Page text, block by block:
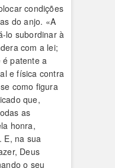
condições
do anjo. «A
lo subordinar à
com a lei;
é patente a
e física contra
como figura
que,
as
honra,
E, na sua
Deus
o seu